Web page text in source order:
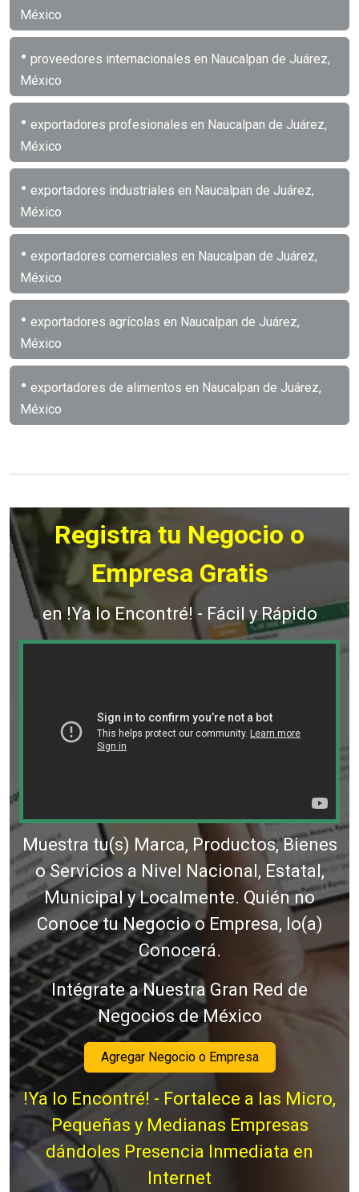
México
• proveedores internacionales en Naucalpan de Juárez,
México
• exportadores profesionales en Naucalpan de Juárez,
México
• exportadores industriales en Naucalpan de Juárez,
México
• exportadores comerciales en Naucalpan de Juárez,
México
• exportadores agrícolas en Naucalpan de Juárez,
México
• exportadores de alimentos en Naucalpan de Juárez,
México
Registra tu Negocio o
Empresa Gratis
en !Ya lo Encontré! - Fácil y Rápido
Muestra tu(s) Marca, Productos, Bienes
o Servicios a Nivel Nacional, Estatal,
Municipal y Localmente. Quién no
Conoce tu Negocio o Empresa, lo(a)
Conocerá.
Intégrate a Nuestra Gran Red de
Negocios de México
Agregar Negocio o Empresa
!Ya lo Encontré! - Fortalece a las Micro,
Pequeñas y Medianas Empresas
dándoles Presencia Inmediata en
Internet